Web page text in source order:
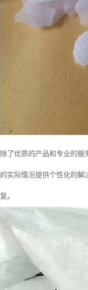
除了优质的产品和专业的
的实际情况提供个性化的
复。